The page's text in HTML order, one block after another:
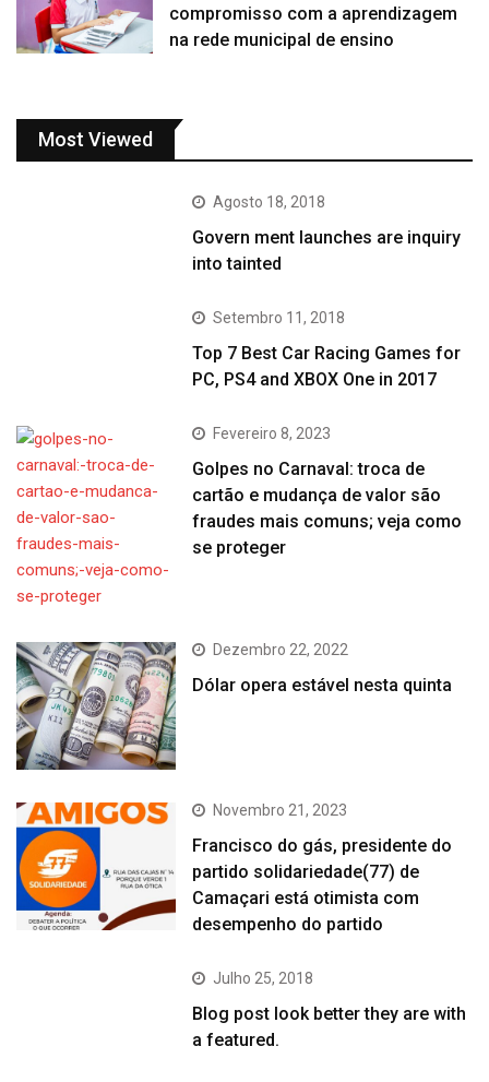
compromisso com a aprendizagem
na rede municipal de ensino
Most Viewed
Agosto 18, 2018
Govern ment launches are inquiry
into tainted
Setembro 11, 2018
Top 7 Best Car Racing Games for
PC, PS4 and XBOX One in 2017
Fevereiro 8, 2023
Golpes no Carnaval: troca de
cartão e mudança de valor são
fraudes mais comuns; veja como
se proteger
Dezembro 22, 2022
Dólar opera estável nesta quinta
Novembro 21, 2023
Francisco do gás, presidente do
partido solidariedade(77) de
Camaçari está otimista com
desempenho do partido
Julho 25, 2018
Blog post look better they are with
a featured.